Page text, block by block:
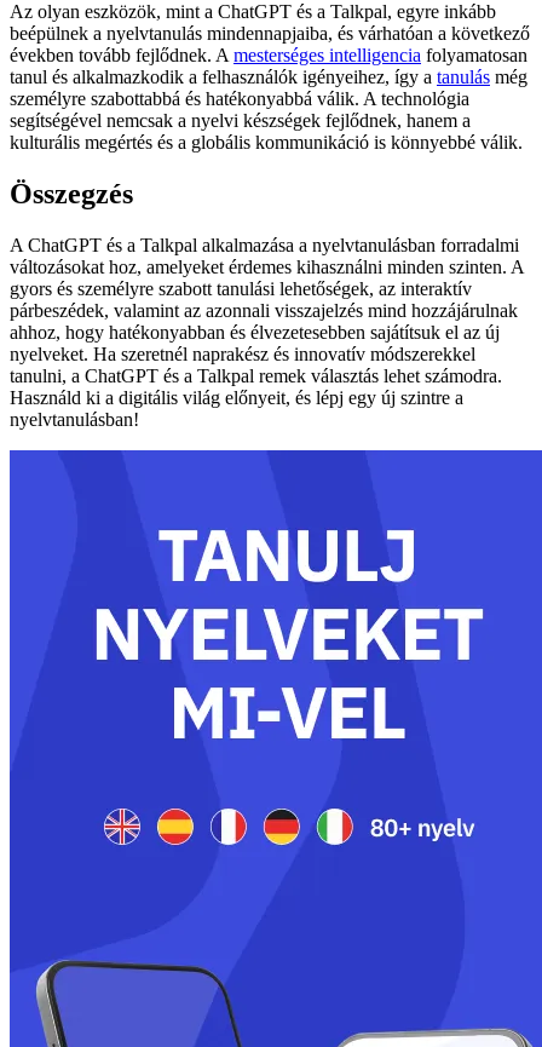
Az olyan eszközök, mint a ChatGPT és a Talkpal, egyre inkább
beépülnek a nyelvtanulás mindennapjaiba, és várhatóan a következő
években tovább fejlődnek. A mesterséges intelligencia folyamatosan
tanul és alkalmazkodik a felhasználók igényeihez, így a tanulás még
személyre szabottabbá és hatékonyabbá válik. A technológia
segítségével nemcsak a nyelvi készségek fejlődnek, hanem a
kulturális megértés és a globális kommunikáció is könnyebbé válik.
Összegzés
A ChatGPT és a Talkpal alkalmazása a nyelvtanulásban forradalmi
változásokat hoz, amelyeket érdemes kihasználni minden szinten. A
gyors és személyre szabott tanulási lehetőségek, az interaktív
párbeszédek, valamint az azonnali visszajelzés mind hozzájárulnak
ahhoz, hogy hatékonyabban és élvezetesebben sajátítsuk el az új
nyelveket. Ha szeretnél naprakész és innovatív módszerekkel
tanulni, a ChatGPT és a Talkpal remek választás lehet számodra.
Használd ki a digitális világ előnyeit, és lépj egy új szintre a
nyelvtanulásban!